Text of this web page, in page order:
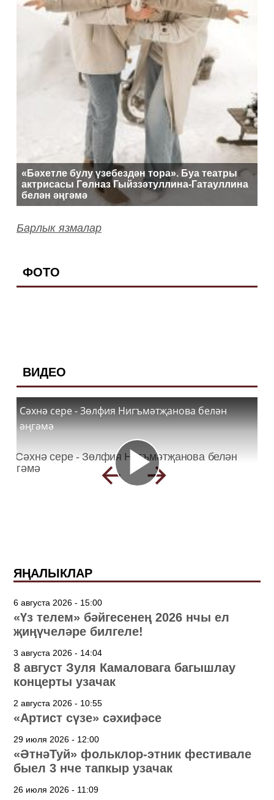
«Бәхетле булу үзебездән тора». Буа театры
актрисасы Гөлназ Гыйззәтуллина-Гатауллина
белән әңгәмә
Барлык язмалар
ФОТО
ВИДЕО
Сәхнә сере - Зөлфия Нигъмәтҗанова белән
әңгәмә
ЯҢАЛЫКЛАР
6 августа 2026 - 15:00
«Үз телем» бәйгесенең 2026 нчы ел
җиңүчеләре билгеле!
3 августа 2026 - 14:04
8 август Зуля Камаловага багышлау
концерты узачак
2 августа 2026 - 10:55
«Артист сүзе» сәхифәсе
29 июля 2026 - 12:00
«ӘтнәТуй» фольклор-этник фестивале
быел 3 нче тапкыр узачак
26 июля 2026 - 11:09